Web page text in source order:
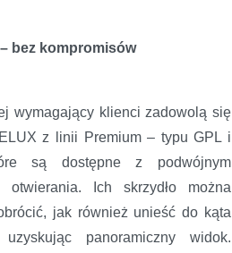
bez kompromisów
wymagający klienci zadowolą się
z linii Premium – typu GPL i
są dostępne z podwójnym
otwierania. Ich skrzydło można
jak również unieść do kąta
panoramiczny widok.